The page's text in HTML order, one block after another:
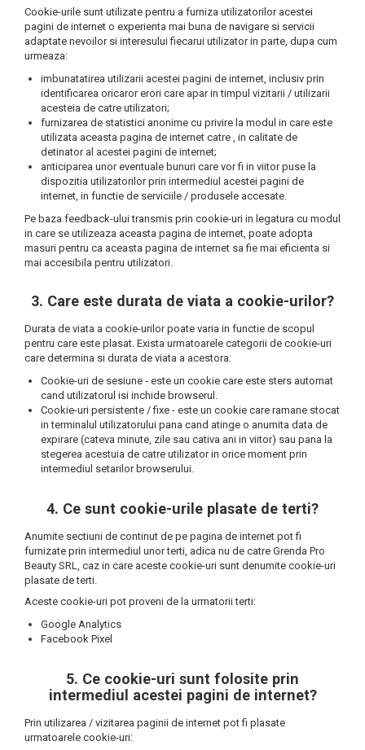
Cookie-urile sunt utilizate pentru a furniza utilizatorilor acestei
pagini de internet o experienta mai buna de navigare si servicii
adaptate nevoilor si interesului fiecarui utilizator in parte, dupa cum
urmeaza:
imbunatatirea utilizarii acestei pagini de internet, inclusiv prin
identificarea oricaror erori care apar in timpul vizitarii / utilizarii
acesteia de catre utilizatori;
furnizarea de statistici anonime cu privire la modul in care este
utilizata aceasta pagina de internet catre , in calitate de
detinator al acestei pagini de internet;
anticiparea unor eventuale bunuri care vor fi in viitor puse la
dispozitia utilizatorilor prin intermediul acestei pagini de
internet, in functie de serviciile / produsele accesate.
Pe baza feedback-ului transmis prin cookie-uri in legatura cu modul
in care se utilizeaza aceasta pagina de internet, poate adopta
masuri pentru ca aceasta pagina de internet sa fie mai eficienta si
mai accesibila pentru utilizatori.
3. Care este durata de viata a cookie-urilor?
Durata de viata a cookie-urilor poate varia in functie de scopul
pentru care este plasat. Exista urmatoarele categorii de cookie-uri
care determina si durata de viata a acestora:
Cookie-uri de sesiune - este un cookie care este sters automat
cand utilizatorul isi inchide browserul.
Cookie-uri persistente / fixe - este un cookie care ramane stocat
in terminalul utilizatorului pana cand atinge o anumita data de
expirare (cateva minute, zile sau cativa ani in viitor) sau pana la
stegerea acestuia de catre utilizator in orice moment prin
intermediul setarilor browserului.
4. Ce sunt cookie-urile plasate de terti?
Anumite sectiuni de continut de pe pagina de internet pot fi
furnizate prin intermediul unor terti, adica nu de catre Grenda Pro
Beauty SRL, caz in care aceste cookie-uri sunt denumite cookie-uri
plasate de terti.
Aceste cookie-uri pot proveni de la urmatorii terti:
Google Analytics
Facebook Pixel
5. Ce cookie-uri sunt folosite prin
intermediul acestei pagini de internet?
Prin utilizarea / vizitarea paginii de internet pot fi plasate
urmatoarele cookie-uri: